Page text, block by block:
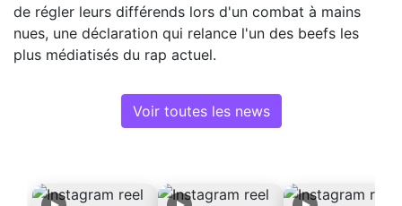
de régler leurs différends lors d'un combat à mains
nues, une déclaration qui relance l'un des beefs les
plus médiatisés du rap actuel.
Voir toutes les news